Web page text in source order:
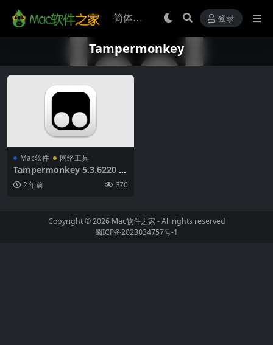
登录
Tampermonkey
Mac软件 网络工具
Tampermonkey 5.3.6220 fo
r Mac破解版 (Safari浏览器扩
展油猴插件)
2 年前 370
Copyright © 2026 Mac软件之家 - All rights reserved
蜀ICP备2023034757号-1